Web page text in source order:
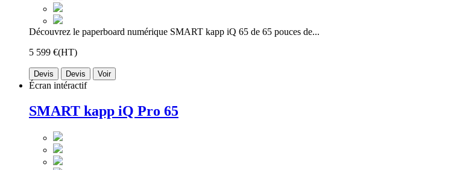
Découvrez le paperboard numérique SMART kapp iQ 65 de 65 pouces de...
5 599 €(HT)
Devis Devis Voir
Écran intéractif
SMART kapp iQ Pro 65